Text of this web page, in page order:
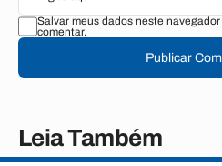
Salvar meus dados neste
comentar.
Publicar
Leia Também